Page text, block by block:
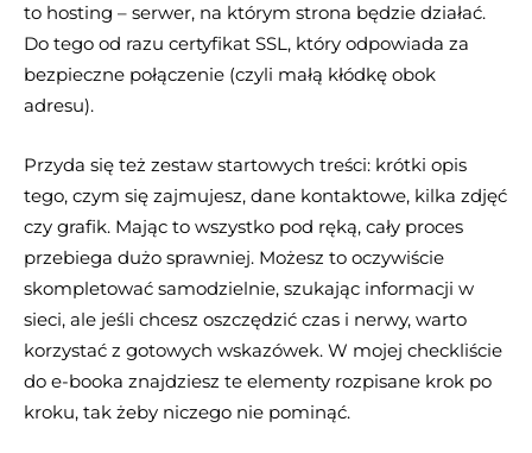
to hosting – serwer, na którym strona będzie działać.
Do tego od razu certyfikat SSL, który odpowiada za
bezpieczne połączenie (czyli małą kłódkę obok
adresu).
Przyda się też zestaw startowych treści: krótki opis
tego, czym się zajmujesz, dane kontaktowe, kilka zdjęć
czy grafik. Mając to wszystko pod ręką, cały proces
przebiega dużo sprawniej. Możesz to oczywiście
skompletować samodzielnie, szukając informacji w
sieci, ale jeśli chcesz oszczędzić czas i nerwy, warto
korzystać z gotowych wskazówek. W mojej checkliście
do e-booka znajdziesz te elementy rozpisane krok po
kroku, tak żeby niczego nie pominąć.